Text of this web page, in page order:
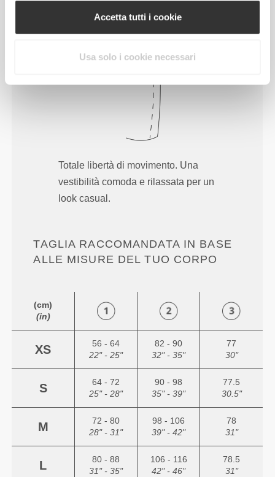
Accetta tutti i cookie
Usa solo i cookie necessari
Totale libertà di movimento. Una
vestibilità comoda e rilassata per un
look casual.
TAGLIA RACCOMANDATA IN BASE
ALLE MISURE DEL TUO CORPO
(cm)
(in)
XS
56 - 64
22" - 25"
82 - 90
32" - 35"
77
30"
S
64 - 72
25" - 28"
90 - 98
35" - 39"
77.5
30.5"
M
72 - 80
28" - 31"
98 - 106
39" - 42"
78
31"
L
80 - 88
31" - 35"
106 - 116
42" - 46"
78.5
31"